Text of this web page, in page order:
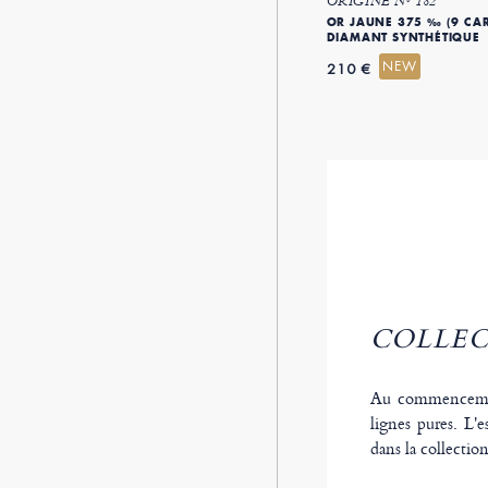
OR JAUNE 375 ‰ (9
DIAMANT SYNTHÉTIQUE
210 € NEW
Au
lignes pures.
dans la